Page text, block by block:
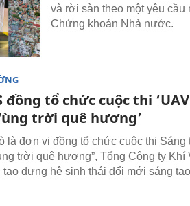
và rời sàn theo một yêu cầu
Chứng khoán Nhà nước.
đồng tổ chức cuộc thi
trời quê hương’
là đơn vị đồng tổ chức cuộc thi Sáng
trời quê hương”, Tổng Công ty Khí
tạo dựng hệ sinh thái đổi mới sáng